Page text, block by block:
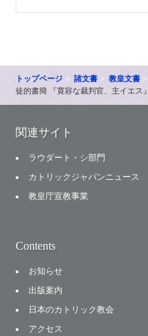
トップページ 諸文書 教皇文書
徒的書簡 『寛容な裁判官、主イエス』
関連サイト
ラウダート・シ部門
カトリックジャパンニュース
教皇庁宣教事業
Contents
お知らせ
出版案内
日本のカトリック教会
アクセス